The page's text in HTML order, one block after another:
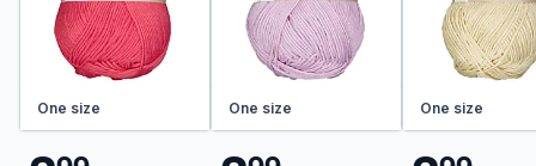
One size One size One size